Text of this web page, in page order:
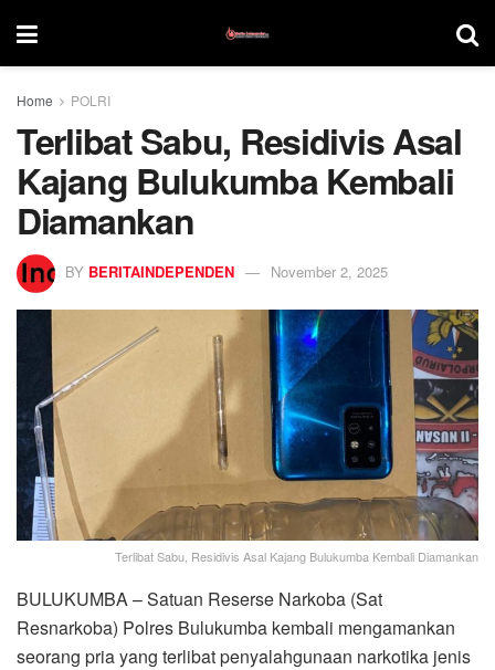
Home POLRI
Terlibat Sabu, Residivis Asal
Kajang Bulukumba Kembali
Diamankan
BY BERITAINDEPENDEN November 2, 2025
Terlibat Sabu, Residivis Asal Kajang Bulukumba Kembali Diamankan
BULUKUMBA – Satuan Reserse Narkoba (Sat
Resnarkoba) Polres Bulukumba kembali mengamankan
seorang pria yang terlibat penyalahgunaan narkotika jenis